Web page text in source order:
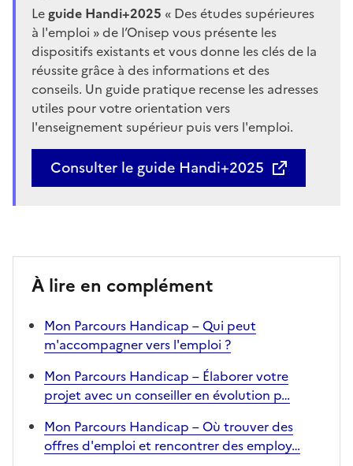
Le guide Handi+2025 « Des études supérieures
à l'emploi » de l’Onisep vous présente les
dispositifs existants et vous donne les clés de la
réussite grâce à des informations et des
conseils. Un guide pratique recense les adresses
utiles pour votre orientation vers
l'enseignement supérieur puis vers l'emploi.
Consulter le guide Handi+2025
À lire en complément
Mon Parcours Handicap – Qui peut
m'accompagner vers l'emploi ?
Mon Parcours Handicap – Élaborer votre
projet avec un conseiller en évolution p…
Mon Parcours Handicap – Où trouver des
offres d'emploi et rencontrer des employ…